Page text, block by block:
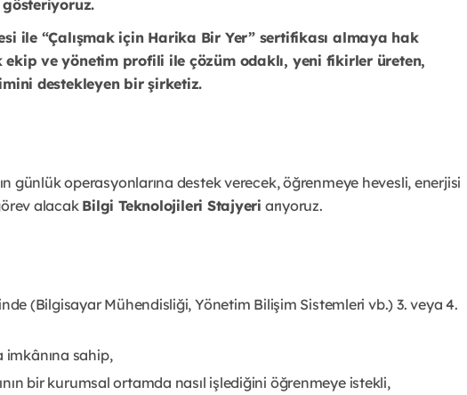
ile “Çalışmak için Harika Bir Yer” sertifikası almaya hak
ve yönetim profili ile çözüm odaklı, yeni fikirler üreten,
destekleyen bir şirketiz.
günlük operasyonlarına destek verecek, öğrenmeye hevesli, enerjisi
alacak Bilgi Teknolojileri Stajyeri arıyoruz.
(Bilgisayar Mühendisliği, Yönetim Bilişim Sistemleri vb.) 3. veya 4.
imkânına sahip,
bir kurumsal ortamda nasıl işlediğini öğrenmeye istekli,